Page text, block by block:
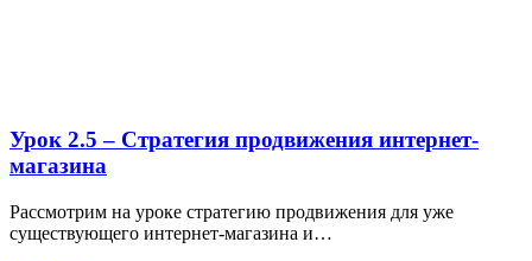
Урок 2.5 – Стратегия продвижения интернет-
магазина
Рассмотрим на уроке стратегию продвижения для уже
существующего интернет-магазина и…